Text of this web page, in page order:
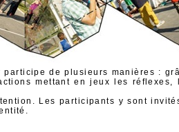
de plusieurs manières :
mettant en jeux les réflexes,
Les participants y sont